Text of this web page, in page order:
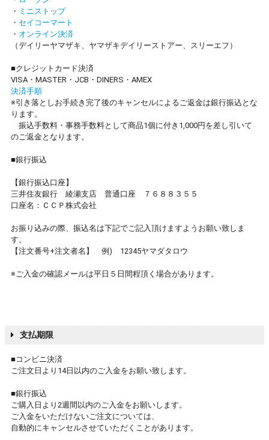
・ ミニストップ
・ セイコーマート
・ オンライン決済
（デイリーヤマザキ、ヤマザキデイリーストアー、スリーエフ）
■クレジットカード決済
VISA・MASTER・JCB・DINERS・AMEX
決済手順
※引き落としお手続き完了後のキャンセルによるご返金は銀行振込とな
ります。
振込手数料・事務手数料として商品1個に付き1,000円を差し引いて
のご返金となります。
■銀行振込
【銀行振込口座】
三井住友銀行 綾瀬支店 普通口座 ７６８８３５５
口座名：ＣＣＰ株式会社
お振り込みの際、振込名は下記でご記入頂けますようお願い致しま
す。
【注文番号+注文者名】 例) 12345ヤマダタロウ
※ご入金の確認メールは平日５日間程頂く場合があります。
支払期限
■コンビニ決済
ご注文日より14日以内のご入金をお願い致します。
■銀行振込
ご購入日より2週間以内のご入金をお願いします。
ご入金をいただけないご注文については、
自動的にキャンセルさせていただくことがあります。